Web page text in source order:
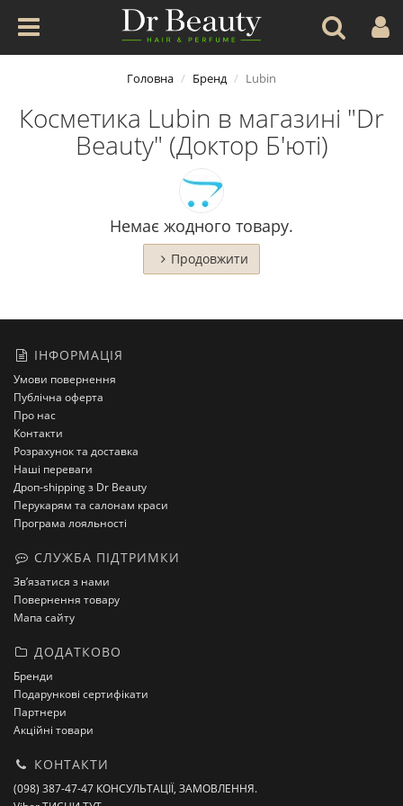
Головна Бренд Lubin
Косметика Lubin в магазині "Dr
Beauty" (Доктор Б'юті)
Немає жодного товару.
Продовжити
ІНФОРМАЦІЯ
Умови повернення
Публічна оферта
Про нас
Контакти
Розрахунок та доставка
Наші переваги
Дроп-shipping з Dr Beauty
Перукарям та салонам краси
Програма лояльності
СЛУЖБА ПІДТРИМКИ
Зв’язатися з нами
Повернення товару
Мапа сайту
ДОДАТКОВО
Бренди
Подарункові сертифікати
Партнери
Акційні товари
КОНТАКТИ
(098) 387-47-47 КОНСУЛЬТАЦІЇ, ЗАМОВЛЕННЯ.